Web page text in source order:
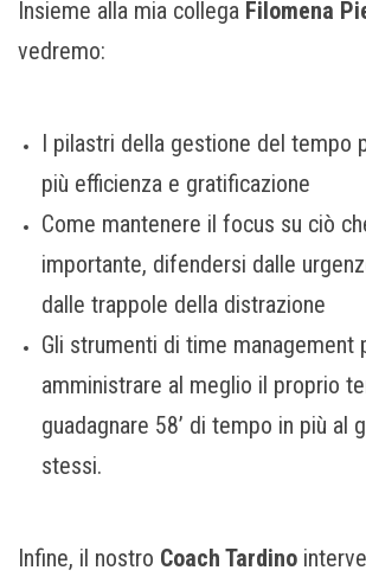
Insieme alla mia collega Filomena
vedremo:
I pilastri della gestione del tempo
più efficienza e gratificazione
Come mantenere il focus su ciò
importante, difendersi dalle
dalle trappole della distrazione
Gli strumenti di time management
amministrare al meglio il proprio
guadagnare 58’ di tempo in più al
stessi.
Infine, il nostro Coach Tardino